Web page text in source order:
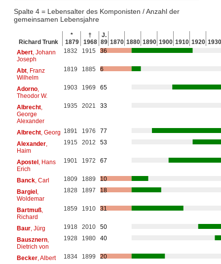
Spalte 4 = Lebensalter des Komponisten / Anzahl der
gemeinsamen Lebensjahre
Richard Trunk
*
1879
†
1968
J.
89 1870 1880 1890 1900 1910 1920 1930
Abert, Johann
Joseph
1832 1915 36
Abt, Franz
Wilhelm
1819 1885 6
Adorno,
Theodor W.
1903 1969 65
Albrecht,
George
Alexander
1935 2021 33
Albrecht, Georg 1891 1976
77
Alexander,
Haim
1915 2012 53
Apostel, Hans
Erich
1901 1972 67
Banck, Carl 1809 1889
10
Bargiel,
Woldemar
1828 1897 18
Bartmuß,
Richard
1859 1910 31
Baur, Jürg 1918 2010
50
Bausznern,
Dietrich von
1928 1980 40
Becker, Albert 1834 1899
20